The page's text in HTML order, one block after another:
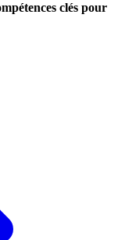
clés pour